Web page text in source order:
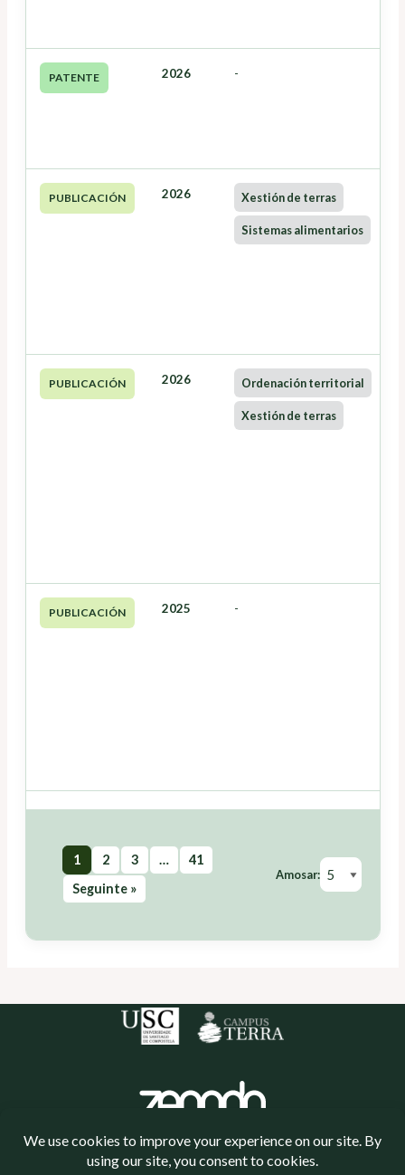
PATENTE 2026 -
PUBLICACIÓN 2026 Xestión de terras
Sistemas alimentarios
PUBLICACIÓN 2026 Ordenación territorial
Xestión de terras
PUBLICACIÓN 2025 -
1 2 3 …
41
Seguinte »
Amosar: